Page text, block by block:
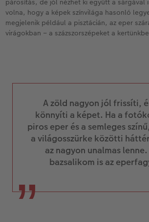
párosítás, de jól nézhet ki együtt a sárgával
volna, hogy a képek színvilága hasonló
megjelenik például a pisztácián, az eper
virágokban – a százszorszépeket a
A zöld nagyon jól frissíti,
könnyíti a képet. Ha a
piros eper és a semleges
a világosszürke közötti
az nagyon unalmas
bazsalikom is az